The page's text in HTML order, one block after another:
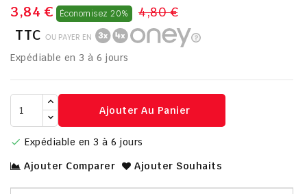
3,84 € Économisez 20% 4,80 €
TTC OU PAYER EN
Expédiable en 3 à 6 jours
Ajouter Au Panier
 Expédiable en 3 à 6 jours
Ajouter Comparer
Ajouter Souhaits